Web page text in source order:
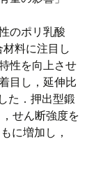
のポリ乳酸
材料に注目し
性を向上させ
目し，延伸比
た．押出型鍛
せん断強度を
に増加し，